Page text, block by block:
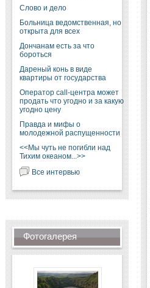
Слово и дело
Больница ведомственная, но
открыта для всех
Дончанам есть за что
бороться
Дареный конь в виде
квартиры от государства
Оператор call-центра может
продать что угодно и за какую
угодно цену
Правда и мифы о
молодежной распущенности
<<Мы чуть не погибли над
Тихим океаном...>>
Все интервью
Фотогалерея